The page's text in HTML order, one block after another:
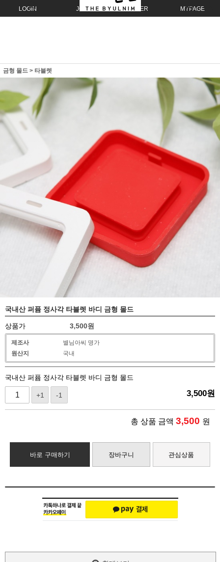
LOGIN JOIN ORDER MYPAGE
금형 몰드 > 타블렛
국내산 퍼퓸 정사각 타블렛 바디 금형 몰드
상품가 3,500원
제조사
별님아씨 명가
원산지
국내
국내산 퍼퓸 정사각 타블렛 바디 금형 몰드
+1 -1 3,500원
총 상품 금액 3,500 원
바로 구매하기 장바구니 관심상품